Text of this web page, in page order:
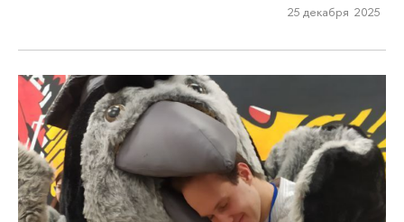
25 декабря 2025